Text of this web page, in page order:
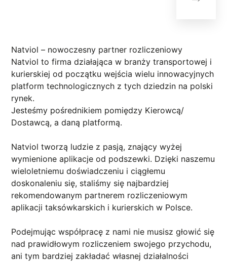
Natviol – nowoczesny partner rozliczeniowy
Natviol to firma działająca w branży transportowej i
kurierskiej od początku wejścia wielu innowacyjnych
platform technologicznych z tych dziedzin na polski
rynek.
Jesteśmy pośrednikiem pomiędzy Kierowcą/
Dostawcą, a daną platformą.
Natviol tworzą ludzie z pasją, znający wyżej
wymienione aplikacje od podszewki. Dzięki naszemu
wieloletniemu doświadczeniu i ciągłemu
doskonaleniu się, staliśmy się najbardziej
rekomendowanym partnerem rozliczeniowym
aplikacji taksówkarskich i kurierskich w Polsce.
Podejmując współpracę z nami nie musisz głowić się
nad prawidłowym rozliczeniem swojego przychodu,
ani tym bardziej zakładać własnej działalności